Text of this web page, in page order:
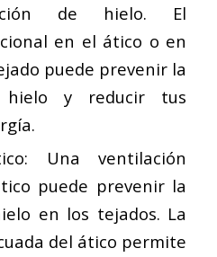
de hielo. El
en el ático o en
puede prevenir la
hielo y reducir tus
Una ventilación
puede prevenir la
en los tejados. La
del ático permite